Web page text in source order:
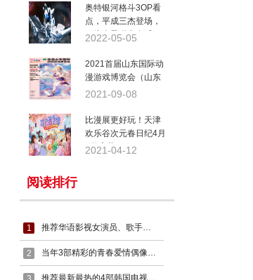
奥特银河格斗3OP看
点，平成三杰登场，
三头狮子联合发威
2022-05-05
2021首届山东国际动
漫游戏博览会（山东
ACG）
2021-09-08
比漫展更好玩！天津
欢乐谷次元春日纪4月
3日启幕
2021-04-12
阅读排行
1 推荐华语影视女演员、歌手刘亦菲主演最近的三部精彩电视剧
2 当年3部精彩的青春爱情偶像剧，高票房率是否你都看了呢，一起来了解或回味一下吧。
推荐最新最热的4部韩国电视剧及部分精彩的分集剧情